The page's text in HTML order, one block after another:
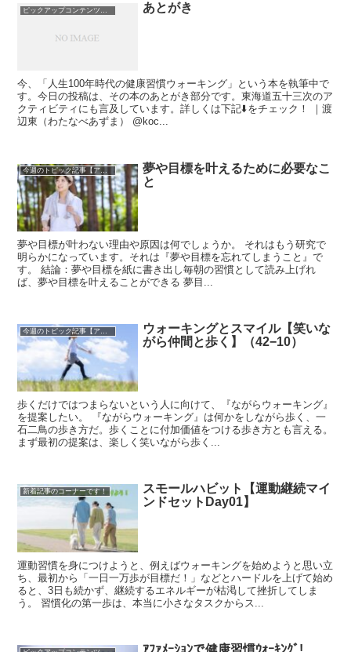
あとがき
今、「人生100年時代の健康習慣ウォーキング」という本を執筆中で
す。今日の投稿は、その本のあとがき部分です。東海道五十三次のア
クティビティにも言及しています。詳しくは下記⬇️をチェック！ ｜渡
辺東（わたなべあずま） @koc...
今週のトピック記事【アーカイブ】
夢や目標を叶えるために必要なこ
と
夢や目標が叶わない理由や原因は何でしょうか。 それはもう研究で
明らかになっています。それは『夢や目標を忘れてしまうこと』で
す。 結論：夢や目標を紙に書き出し毎朝の習慣として読み上げれ
ば、夢や目標を叶えることができる 夢目...
ウォーキングとスマイル【笑いな
がら仲間と歩く】（42−10）
歩くだけではつまらないという人に向けて、『ながらウォーキング』
を提案したい。 『ながらウォーキング』は何かをしながら歩く、一
石二鳥の歩き方だ。歩くことに付加価値をつける歩き方とも言える。
まず最初の提案は、楽しく笑いながら歩く...
新着記事のコーナーです！
スモールハビット【運動継続マイ
ンドセットDay01】
運動習慣を身につけようと、例えばウォーキングを始めようと思い立
ち、最初から「一日一万歩が目標だ！」などとハードルを上げて始め
ると、3日も続かず、継続するエネルギーが枯渇して挫折してしま
う。 習慣化の第一歩は、本当に小さなタスクからス...
ｱﾌｧﾒｰｼｮﾝで健康習慣ｳｫｰｷﾝｸﾞ!